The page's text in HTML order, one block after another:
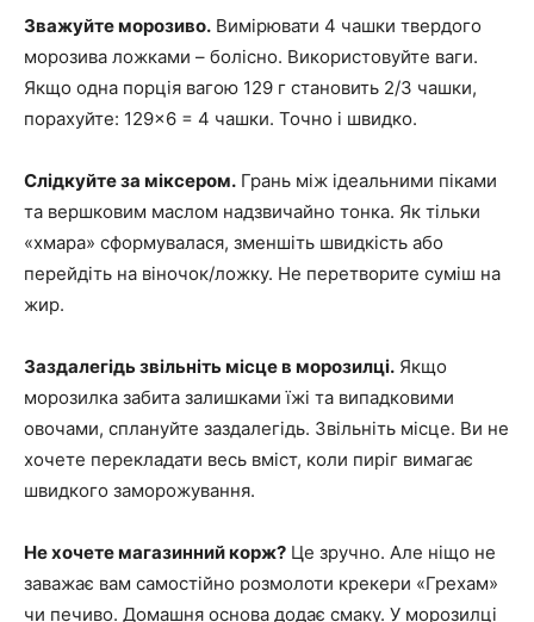
Зважуйте морозиво. Вимірювати 4 чашки твердого
морозива ложками – болісно. Використовуйте ваги.
Якщо одна порція вагою 129 г становить 2/3 чашки,
порахуйте: 129×6 = 4 чашки. Точно і швидко.
Слідкуйте за міксером. Грань між ідеальними піками
та вершковим маслом надзвичайно тонка. Як тільки
«хмара» сформувалася, зменшіть швидкість або
перейдіть на віночок/ложку. Не перетворите суміш на
жир.
Заздалегідь звільніть місце в морозилці. Якщо
морозилка забита залишками їжі та випадковими
овочами, сплануйте заздалегідь. Звільніть місце. Ви не
хочете перекладати весь вміст, коли пиріг вимагає
швидкого заморожування.
Не хочете магазинний корж? Це зручно. Але ніщо не
заважає вам самостійно розмолоти крекери «Грехам»
чи печиво. Домашня основа додає смаку. У морозилці